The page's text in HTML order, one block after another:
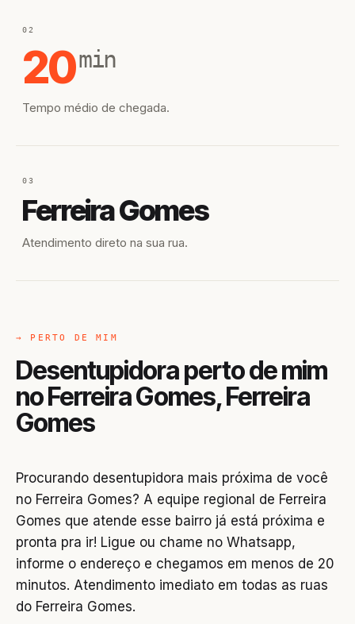
02
20min
Tempo médio de chegada.
03
Ferreira Gomes
Atendimento direto na sua rua.
→ PERTO DE MIM
Desentupidora perto de mim
no Ferreira Gomes, Ferreira
Gomes
Procurando desentupidora mais próxima de você
no Ferreira Gomes? A equipe regional de Ferreira
Gomes que atende esse bairro já está próxima e
pronta pra ir! Ligue ou chame no Whatsapp,
informe o endereço e chegamos em menos de 20
minutos. Atendimento imediato em todas as ruas
do Ferreira Gomes.